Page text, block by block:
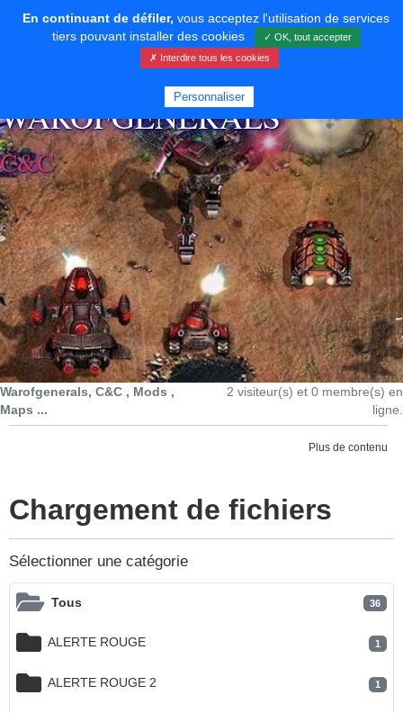
⚡ SOUTENIR LE DÉVELOPPEMENT
WAROFGENERALS
C&C
Warofgenerals, C&C , Mods ,
Maps ...
2 visiteur(s) et 0 membre(s) en
ligne.
Plus de contenu
Chargement de fichiers
Sélectionner une catégorie
Tous 36
ALERTE ROUGE 1
ALERTE ROUGE 2 1
En continuant de défiler, vous acceptez l'utilisation de services
tiers pouvant installer des cookies
✓ OK, tout accepter
✗ Interdire tous les cookies
Personnaliser